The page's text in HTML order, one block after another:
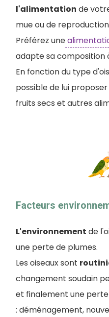
l'alimentation de
mue ou de
Préférez une
adapte sa composition
En fonction du type
possible de lui
fruits secs et autres
Facteurs
L'environnement de
une perte de plumes.
Les oiseaux sont
changement soudain
et finalement une
: déménagement,